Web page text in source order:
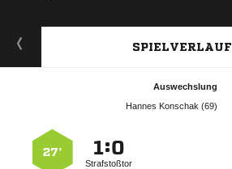
SPIELVERLAUF
Auswechslung
  
:
Strafstoßtor
27’